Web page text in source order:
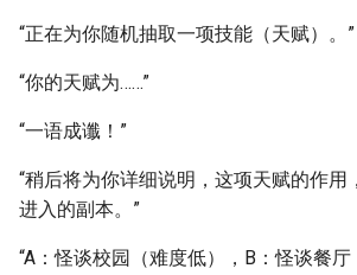
“正在为你随机抽取一项技能（天赋）。”
“你的天赋为……”
“一语成谶！”
“稍后将为你详细说明，这项天赋的作用
进入的副本。”
“A：怪谈校园（难度低），B：怪谈餐厅